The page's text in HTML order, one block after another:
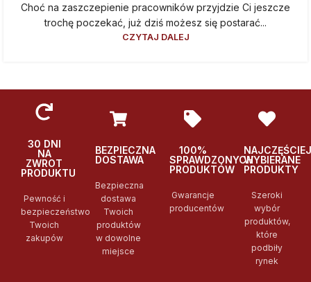
Choć na zaszczepienie pracowników przyjdzie Ci jeszcze
trochę poczekać, już dziś możesz się postarać...
CZYTAJ DALEJ
30 DNI
NA
ZWROT
PRODUKTU
Pewność i
bezpieczeństwo
Twoich
zakupów
BEZPIECZNA
DOSTAWA
Bezpieczna
dostawa
Twoich
produktów
w dowolne
miejsce
100%
SPRAWDZONYCH
PRODUKTÓW
Gwarancje
producentów
NAJCZĘŚCIEJ
WYBIERANE
PRODUKTY
Szeroki
wybór
produktów,
które
podbiły
rynek